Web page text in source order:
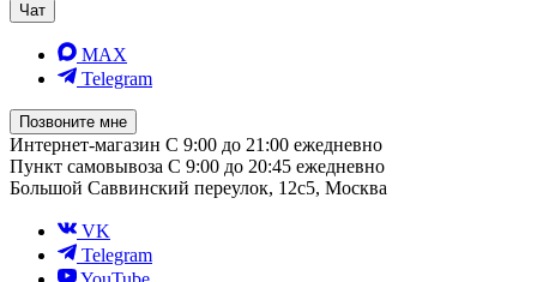
Чат
MAX
Telegram
Позвоните мне
Интернет-магазин С 9:00 до 21:00 ежедневно
Пункт самовывоза С 9:00 до 20:45 ежедневно
Большой Саввинский переулок, 12с5, Москва
VK
Telegram